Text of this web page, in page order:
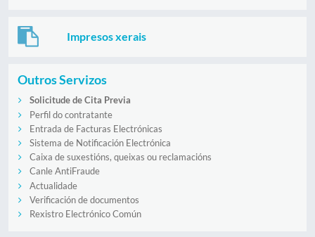
Impresos xerais
Outros Servizos
Solicitude de Cita Previa
Perfil do contratante
Entrada de Facturas Electrónicas
Sistema de Notificación Electrónica
Caixa de suxestións, queixas ou reclamacións
Canle AntiFraude
Actualidade
Verificación de documentos
Rexistro Electrónico Común